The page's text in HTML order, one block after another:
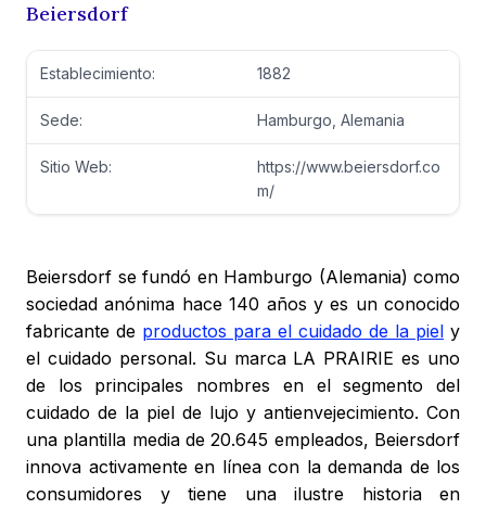
Beiersdorf
Establecimiento: 1882
Sede: Hamburgo, Alemania
Sitio Web:
https://www.beiersdorf.co
m/
Beiersdorf se fundó en Hamburgo (Alemania) como
sociedad anónima hace 140 años y es un conocido
fabricante de productos para el cuidado de la piel y
el cuidado personal. Su marca LA PRAIRIE es uno
de los principales nombres en el segmento del
cuidado de la piel de lujo y antienvejecimiento. Con
una plantilla media de 20.645 empleados, Beiersdorf
innova activamente en línea con la demanda de los
consumidores y tiene una ilustre historia en